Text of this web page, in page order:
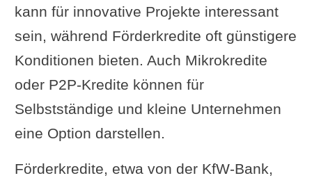
kann für innovative Projekte interessant
sein, während Förderkredite oft günstigere
Konditionen bieten. Auch Mikrokredite
oder P2P-Kredite können für
Selbstständige und kleine Unternehmen
eine Option darstellen.
Förderkredite, etwa von der KfW-Bank,